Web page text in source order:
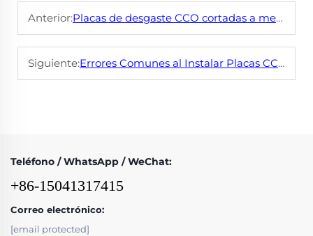
Anterior:Placas de desgaste CCO cortadas a medida para necesidades industriales complejas
Siguiente:Errores Comunes al Instalar Placas CCO y Cómo Evitarlos
Teléfono / WhatsApp / WeChat:
+86-15041317415
Correo electrónico:
[email protected]